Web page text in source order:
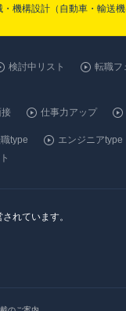
・機構設計（自動車・輸送
検討中リスト 転職フ
接 仕事力アップ
type エンジニアtype
れています。